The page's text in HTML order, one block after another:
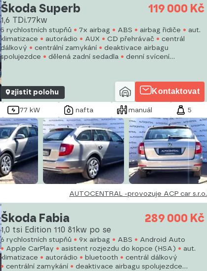
Škoda Superb
1,6 TDi.77kw
119 000 Kč
5 rychlostních stupňů 7x airbag ABS airbag řidiče
aut.
klimatizace
autorádio AUX CD přehrávač
centrál
dálkový
centrální zamykání
deaktivace airbagu
spolujezdce
dělená zadní sedadla
denní svícení
klimatizace
zjistit polohu Kontaktovat
77 kW nafta manuál 5
AUTOCENTRAL -provozuje ACP car s.r.o.
Škoda Fabia
1,0 tsi Edition 110 81kw po se
289 000 Kč
6 rychlostních stupňů 9x airbag ABS
Android Auto
Apple CarPlay
asistent rozjezdu do kopce (HSA)
aut.
klimatizace
autorádio bluetooth
centrál dálkový
centrální zamykání
deaktivace airbagu spolujezdce